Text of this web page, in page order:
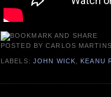
POSTED BYCARLOS MARTINS
LABELS: JOHN WICK KEANU